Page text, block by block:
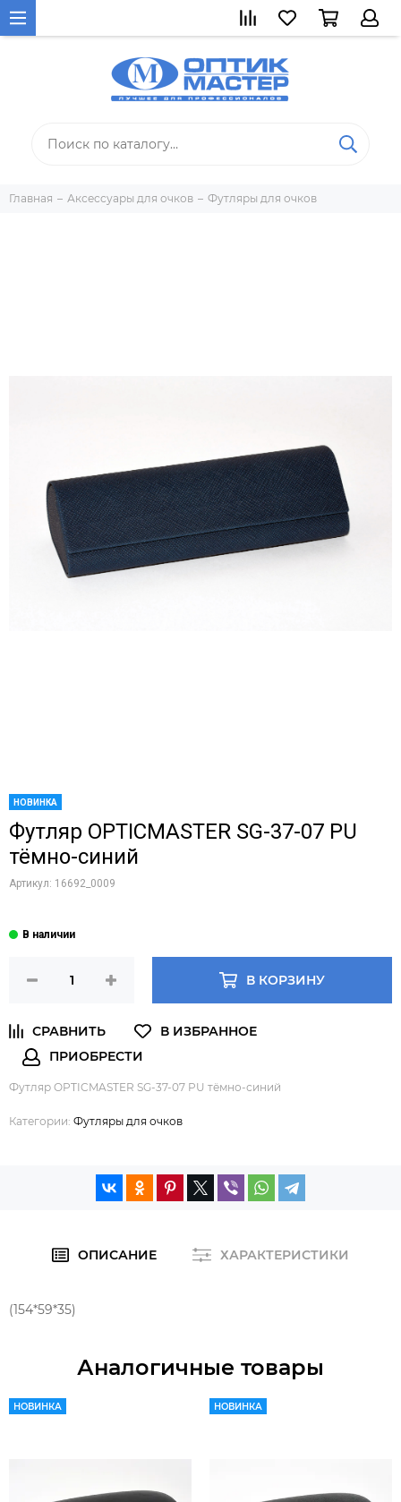
Главная Аксессуары для очков Футляры для очков
НОВИНКА
Футляр OPTICMASTER SG-37-07 PU
тёмно-синий
Артикул: 16692_0009
В КОРЗИНУ
Футляр OPTICMASTER SG-37-07 PU тёмно-синий
Категории: Футляры для очков
ОПИСАНИЕ ХАРАКТЕРИСТИКИ
(154*59*35)
Аналогичные товары
НОВИНКА НОВИНКА